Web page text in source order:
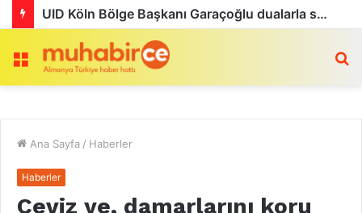
UID Köln Bölge Başkanı Garaçoğlu dualarla son yolculuğuna uğurlandı
Menü
Ana Sayfa / Haberler
Haberler
Ceviz ye, damarlarını koru